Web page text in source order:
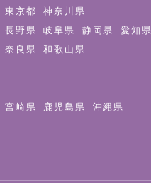
東京都
神奈川県
長野県 岐阜県 静岡県
愛知県
奈良県
和歌山県
宮崎県 鹿児島県 沖縄県